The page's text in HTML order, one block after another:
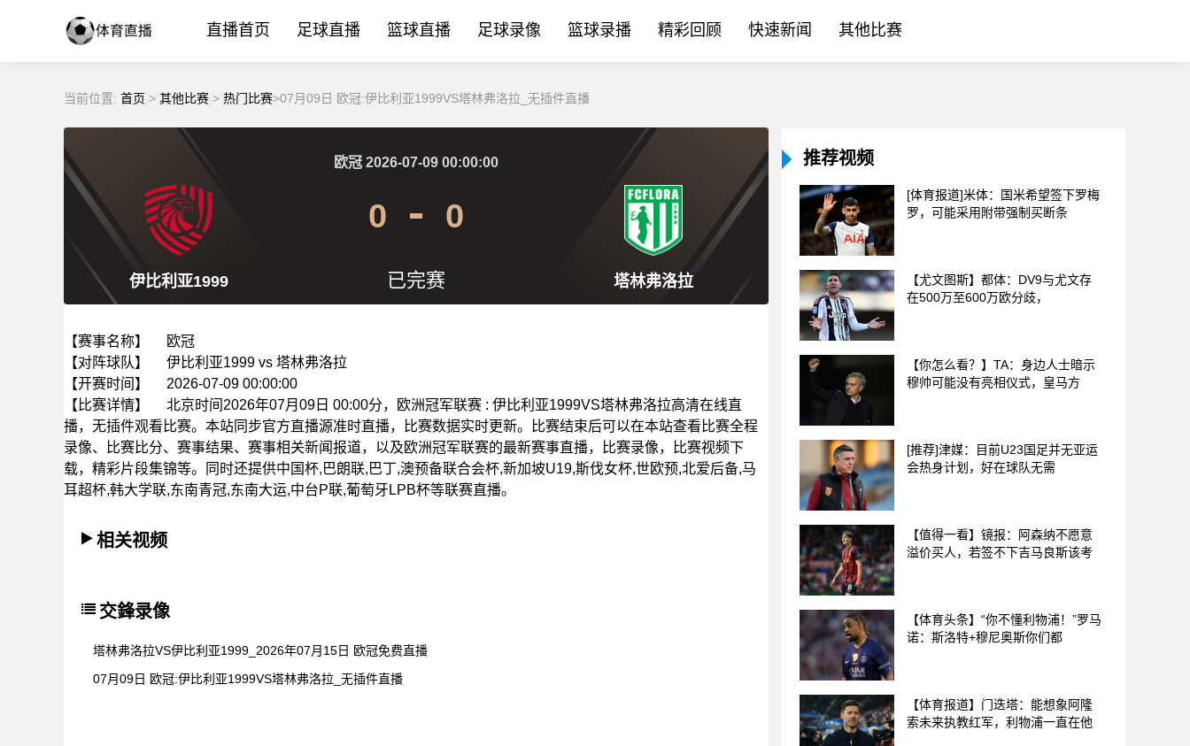
直播首页 足球直播 篮球直播 足球录像 篮球录播 精彩回顾 快速新闻 其他比赛
当前位置: 首页 > 其他比赛 > 热门比赛>07月09日 欧冠:伊比利亚1999VS塔林弗洛拉_无插件直播
伊比利亚1999 塔林弗洛拉
欧冠 2026-07-09 00:00:00
0 0
已完赛
【赛事名称】
欧冠
【对阵球队】
伊比利亚1999 vs 塔林弗洛拉
【开赛时间】
2026-07-09 00:00:00
【比赛详情】
北京时间2026年07月09日 00:00分，欧洲冠军联赛 : 伊比利亚1999VS塔林弗洛拉高清在线直
播，无插件观看比赛。本站同步官方直播源准时直播，比赛数据实时更新。比赛结束后可以在本站查看比赛全程
录像、比赛比分、赛事结果、赛事相关新闻报道，以及欧洲冠军联赛的最新赛事直播，比赛录像，比赛视频下
载，精彩片段集锦等。同时还提供中国杯,巴朗联,巴丁,澳预备联合会杯,新加坡U19,斯伐女杯,世欧预,北爱后备,马
耳超杯,韩大学联,东南青冠,东南大运,中台P联,葡萄牙LPB杯等联赛直播。
相关视频
交鋒录像
塔林弗洛拉VS伊比利亚1999_2026年07月15日 欧冠免费直播
07月09日 欧冠:伊比利亚1999VS塔林弗洛拉_无插件直播
推荐视频
[体育报道]米体：国米希望签下罗梅
罗，可能采用附带强制买断条
【尤文图斯】都体：DV9与尤文存
在500万至600万欧分歧，
【你怎么看？】TA：身边人士暗示
穆帅可能没有亮相仪式，皇马方
[推荐]津媒：目前U23国足并无亚运
会热身计划，好在球队无需
【值得一看】镜报：阿森纳不愿意
溢价买人，若签不下吉马良斯该考
【体育头条】“你不懂利物浦！”罗马
诺：斯洛特+穆尼奥斯你们都
【体育报道】门迭塔：能想象阿隆
索未来执教红军，利物浦一直在他